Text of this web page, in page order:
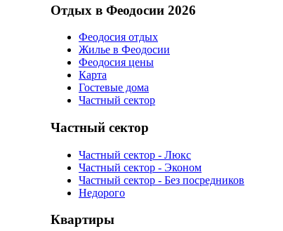
Отдых в Феодосии 2026
Феодосия отдых
Жилье в Феодосии
Феодосия цены
Карта
Гостевые дома
Частный сектор
Частный сектор
Частный сектор - Люкс
Частный сектор - Эконом
Частный сектор - Без посредников
Недорого
Квартиры